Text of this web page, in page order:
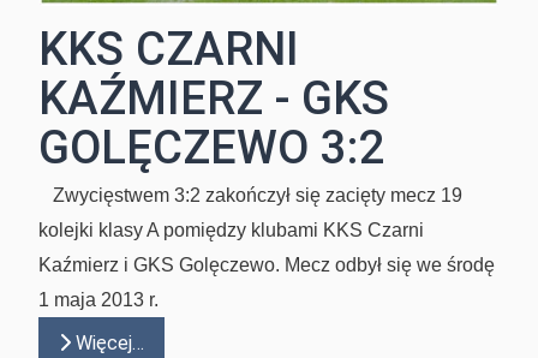
KKS CZARNI
KAŹMIERZ - GKS
GOLĘCZEWO 3:2
Zwycięstwem 3:2 zakończył się zacięty mecz 19
kolejki klasy A pomiędzy klubami KKS Czarni
Kaźmierz i GKS Golęczewo. Mecz odbył się we środę
1 maja 2013 r.
Więcej…